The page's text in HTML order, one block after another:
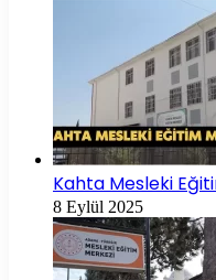
Kahta Mesleki
8 Eylül 2025